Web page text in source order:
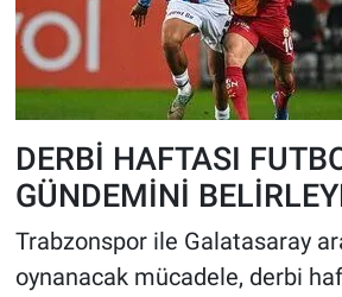
DERBİ HAFTASI
GÜNDEMİNİ
Trabzonspor ile Galatasaray
oynanacak mücadele, derbi